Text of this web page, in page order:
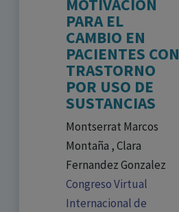
MOTIVACIÓN
PARA EL
CAMBIO EN
PACIENTES CON
TRASTORNO
POR USO DE
SUSTANCIAS
Montserrat Marcos
Montaña , Clara
Fernandez Gonzalez
Congreso Virtual
Internacional de